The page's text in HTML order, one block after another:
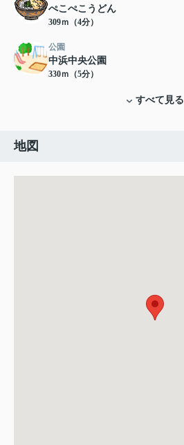
ぺこぺこうどん
309ｍ（4分）
公園
中浜中央公園
330ｍ（5分）
すべて見る
地図